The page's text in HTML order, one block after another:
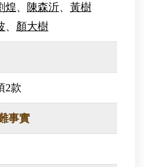
煌、 陳森沂、 黃樹
、 顏大樹
2款
事實